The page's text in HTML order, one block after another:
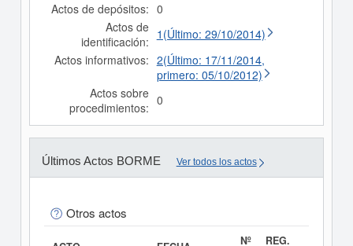
Actos de depósitos: 0
Actos de
identificación: 1(Último: 29/10/2014)
Actos informativos: 2(Último: 17/11/2014,
primero: 05/10/2012)
Actos sobre
procedimientos: 0
Últimos Actos BORME Ver todos los actos
Otros actos
Nº
REG.